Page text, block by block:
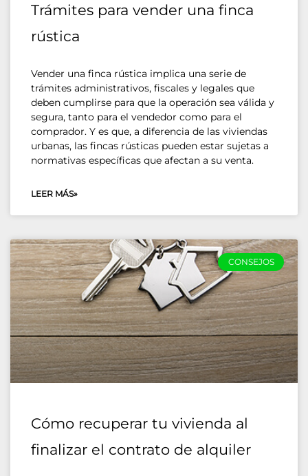
Trámites para vender una finca
rústica
Vender una finca rústica implica una serie de
trámites administrativos, fiscales y legales que
deben cumplirse para que la operación sea válida y
segura, tanto para el vendedor como para el
comprador. Y es que, a diferencia de las viviendas
urbanas, las fincas rústicas pueden estar sujetas a
normativas específicas que afectan a su venta.
LEER MÁS»
CONSEJOS
Cómo recuperar tu vivienda al
finalizar el contrato de alquiler